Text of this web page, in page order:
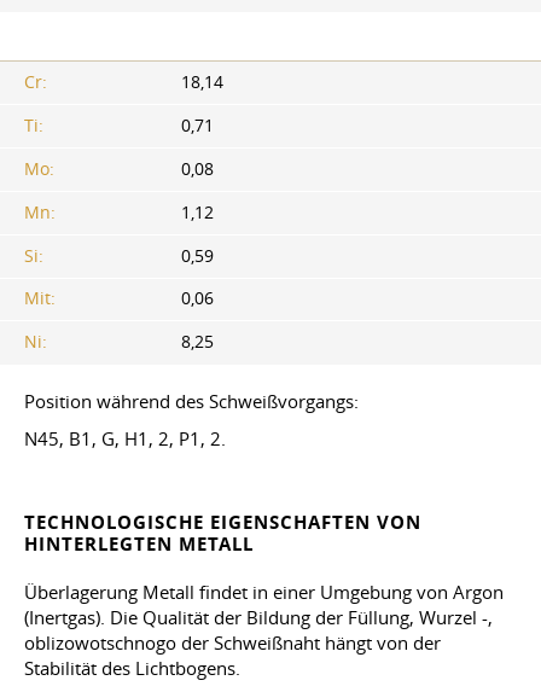
Cr:
18,14
Ti:
0,71
Mo:
0,08
Mn:
1,12
Si:
0,59
Mit:
0,06
Ni:
8,25
Position während des Schweißvorgangs:
N45, B1, G, H1, 2, P1, 2.
TECHNOLOGISCHE EIGENSCHAFTEN VON
HINTERLEGTEN METALL
Überlagerung Metall findet in einer Umgebung von Argon
(Inertgas). Die Qualität der Bildung der Füllung, Wurzel -,
oblizowotschnogo der Schweißnaht hängt von der
Stabilität des Lichtbogens.